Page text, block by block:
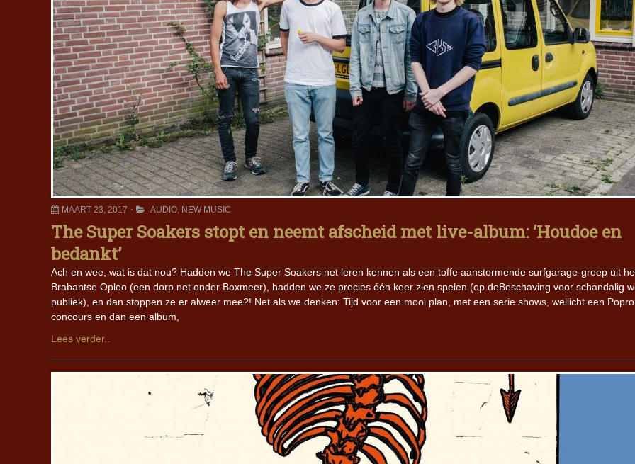
MAART 23, 2017 AUDIO, NEW MUSIC
The Super Soakers stopt en neemt afscheid met live-album: ‘Houdoe en
bedankt’
Ach en wee, wat is dat nou? Hadden we The Super Soakers net leren kennen als een toffe aanstormende surfgarage-groep uit
Brabantse Oploo (een dorp net onder Boxmeer), hadden we ze precies één keer zien spelen (op deBeschaving voor schandalig
publiek), en dan stoppen ze er alweer mee?! Net als we denken: Tijd voor een mooi plan, met een serie shows, wellicht een
concours en dan een album,
Lees verder..